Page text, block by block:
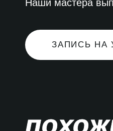
Наши мастера
ЗАПИСЬ НА